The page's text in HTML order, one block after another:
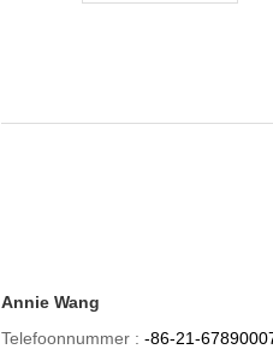
Annie Wang
Telefoonnummer : -86-21-